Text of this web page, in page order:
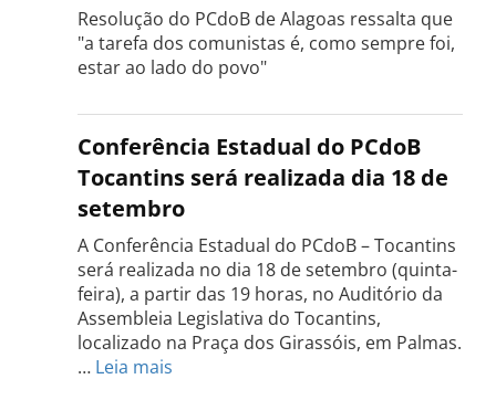
Resolução do PCdoB de Alagoas ressalta que
"a tarefa dos comunistas é, como sempre foi,
estar ao lado do povo"
Conferência Estadual do PCdoB
Tocantins será realizada dia 18 de
setembro
A Conferência Estadual do PCdoB – Tocantins
será realizada no dia 18 de setembro (quinta-
feira), a partir das 19 horas, no Auditório da
Assembleia Legislativa do Tocantins,
localizado na Praça dos Girassóis, em Palmas.
… Leia mais